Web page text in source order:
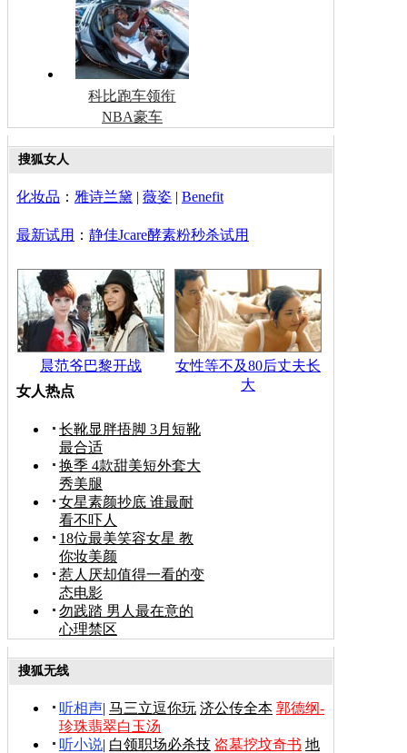
科比跑车领衔
NBA豪车
搜狐女人
化妆品 ： 雅诗兰黛 | 薇姿 | Benefit
最新试用 ： 静佳Jcare酵素粉秒杀试用
晨范爷巴黎开战
女性等不及80后丈夫长
大
女人热点
长靴显胖捂脚 3月短靴
最合适
换季 4款甜美短外套大
秀美腿
女星素颜抄底 谁最耐
看不吓人
18位最美笑容女星 教
你妆美颜
惹人厌却值得一看的变
态电影
勿践踏 男人最在意的
心理禁区
搜狐无线
听相声| 马三立逗你玩 济公传全本 郭德纲-
珍珠翡翠白玉汤
听小说| 白领职场必杀技 盗墓挖坟奇书 地